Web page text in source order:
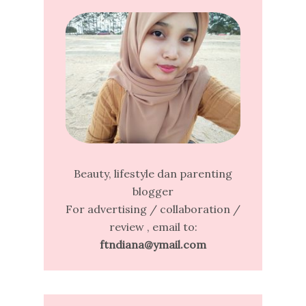
Beauty, lifestyle dan parenting
blogger
For advertising / collaboration /
review , email to:
ftndiana@ymail.com